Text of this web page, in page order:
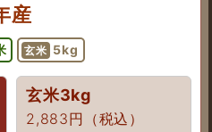
産
玄米 5kg
玄米3kg
2,883円（税込）